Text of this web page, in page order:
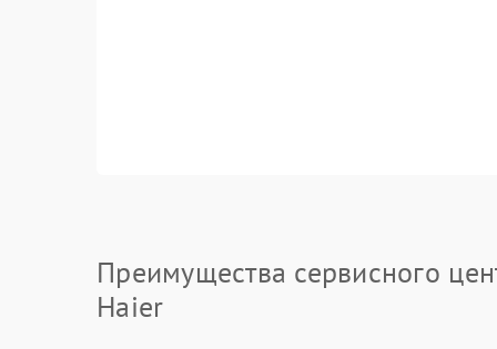
Преимущества сервисного
Haier